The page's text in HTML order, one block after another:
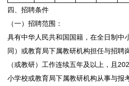
四、招聘条件
（一）招聘范围：
具有中华人民共和国国籍，在全日制中
同）或教育局下属教研机构担任与招聘
（或教研）工作连续五年及以上，且
小学校或教育局下属教研机构从事与报